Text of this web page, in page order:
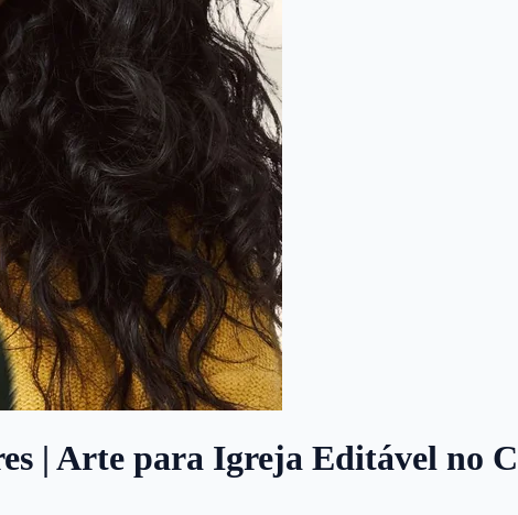
| Arte para Igreja Editável no